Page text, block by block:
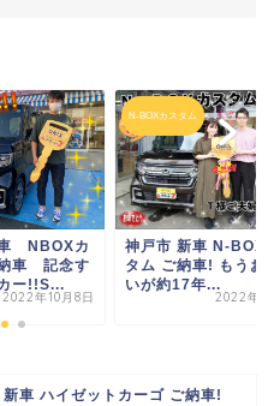
NBOXカ
車 記念す
ー!!S...
2022年10月8日
N-BOXカスタム
神戸市 新車 N-BOX
タム ご納車! もうお
いが約17年...
2022年6
車 ハイゼットカーゴ ご納車!